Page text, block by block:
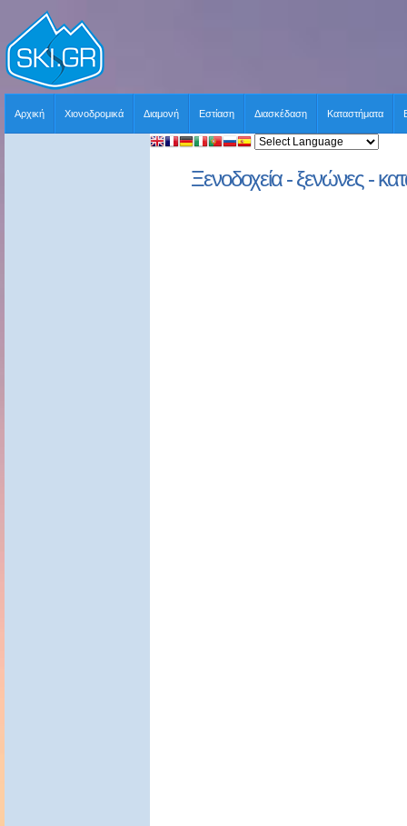
Αρχική Χιονοδρομικά Διαμονή Εστίαση Διασκέδαση Καταστήματα
Ξενοδοχεία - ξενώνες -